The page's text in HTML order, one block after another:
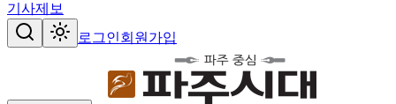
기사제보
로그인회원가입